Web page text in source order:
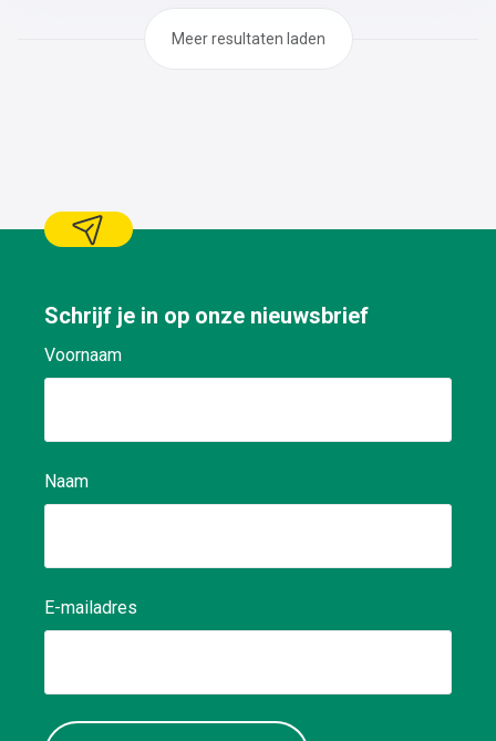
Meer resultaten laden
Schrijf je in op onze nieuwsbrief
Voornaam
Naam
E-mailadres